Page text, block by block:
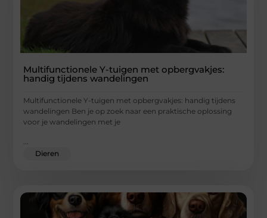
Multifunctionele Y-tuigen met opbergvakjes:
handig tijdens wandelingen
Multifunctionele Y-tuigen met opbergvakjes: handig tijdens
wandelingen Ben je op zoek naar een praktische oplossing
voor je wandelingen met je
Dieren